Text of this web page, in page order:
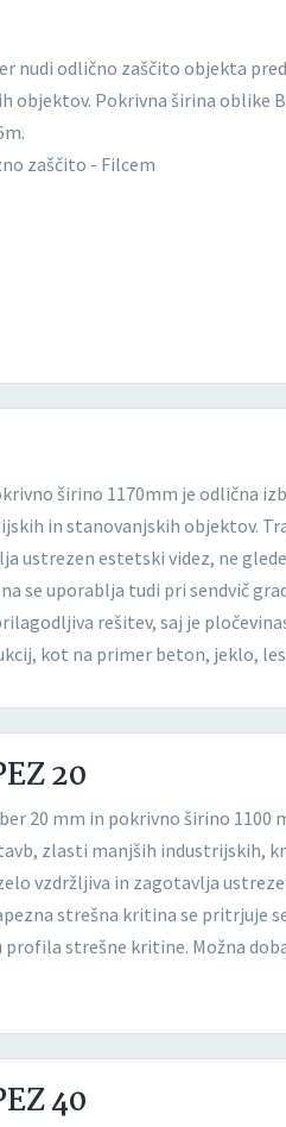
nudi odlično zaščito objekta
objektov. Pokrivna širina oblike
zaščito - Filcem
širino 1170mm je odlična
in stanovanjskih objektov.
ustrezen estetski videz, ne
se uporablja tudi pri sendvič
rešitev, saj je
kot na primer beton, jeklo,
20
20 mm in pokrivno širino 1100
zlasti manjših industrijskih,
vzdržljiva in zagotavlja
strešna kritina se pritrjuje
strešne kritine. Možna
40